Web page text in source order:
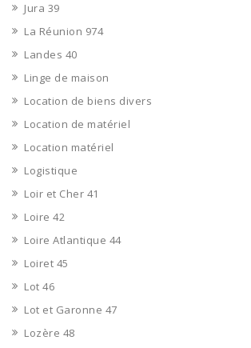
Jura 39
La Réunion 974
Landes 40
Linge de maison
Location de biens divers
Location de matériel
Location matériel
Logistique
Loir et Cher 41
Loire 42
Loire Atlantique 44
Loiret 45
Lot 46
Lot et Garonne 47
Lozère 48